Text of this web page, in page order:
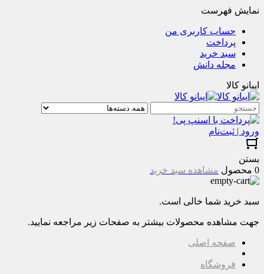
نمایش فهرست
حساب کاربری من
پرداخت
سبد خرید
مجله دانش
ایبانو کالا
ورود | ثبت‌نام
بستن
0 محصول
مشاهده سبد خرید
سبد خرید شما خالی است.
جهت مشاهده محصولات بیشتر به صفحات زیر مراجعه نمایید.
صفحه اصلی
فروشگاه